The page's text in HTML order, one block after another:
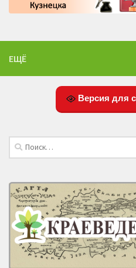
ЕЩЁ
Версия для
Найти: